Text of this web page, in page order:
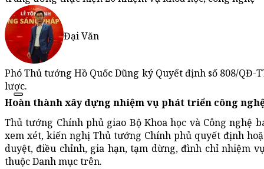
Đại Văn
Phó Thủ tướng Hồ Quốc Dũng ký Quyết định số 808/
lược.
Hoàn thành xây dựng nhiệm vụ phát triển công
Thủ tướng Chính phủ giao Bộ Khoa học và Công nghệ
xem xét, kiến nghị Thủ tướng Chính phủ quyết định
duyệt, điều chỉnh, gia hạn, tạm dừng, đình chỉ nhiệm
thuộc Danh mục trên.